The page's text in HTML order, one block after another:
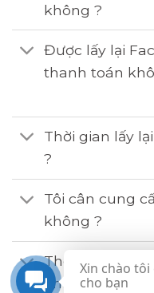
không ?
Được lấy lại
thanh toán
Thời gian lấy
?
Tôi cân cung
không ?
Thông tin của
không ?
Xin chào
cho bạn